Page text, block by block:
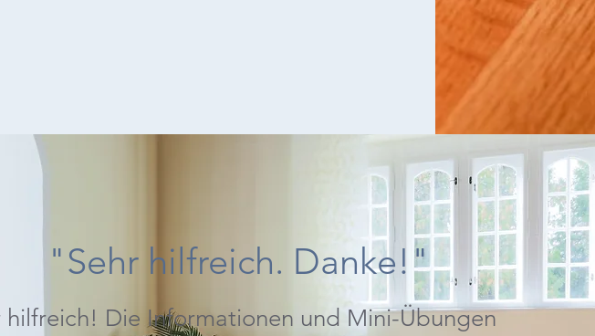
"Sehr hilfreich. Danke!"
hilfreich! Die Informationen und Mini-Übungen